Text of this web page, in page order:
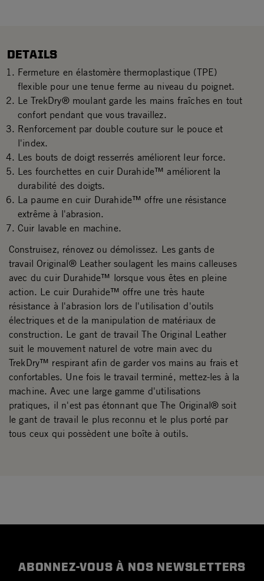
DETAILS
Fermeture en élastomère thermoplastique (TPE)
flexible pour une tenue ferme au niveau du poignet.
Le TrekDry® moulant garde les mains fraîches en tout
confort pendant que vous travaillez.
Renforcement par double couture sur le pouce et
l'index.
Les bouts de doigt resserrés améliorent leur force.
Les fourchettes en cuir Durahide™ améliorent la
durabilité des doigts.
La paume en cuir Durahide™ offre une résistance
extrême à l'abrasion.
Cuir lavable en machine.
Construisez, rénovez ou démolissez. Les gants de
travail Original® Leather soulagent les mains calleuses
avec du cuir Durahide™ lorsque vous êtes en pleine
action. Le cuir Durahide™ offre une très haute
résistance à l'abrasion lors de l'utilisation d'outils
électriques et de la manipulation de matériaux de
construction. Le gant de travail The Original Leather
suit le mouvement naturel de votre main avec du
TrekDry™ respirant afin de garder vos mains au frais et
confortables. Une fois le travail terminé, mettez-les à la
machine. Avec une large gamme d'utilisations
pratiques, il n'est pas étonnant que The Original® soit
le gant de travail le plus reconnu et le plus porté par
tous ceux qui possèdent une boîte à outils.
ABONNEZ-VOUS À NOS NEWSLETTERS